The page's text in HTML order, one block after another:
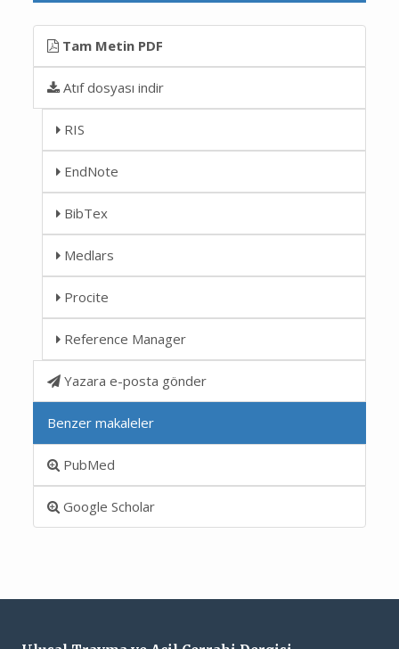
Tam Metin PDF
Atıf dosyası indir
RIS
EndNote
BibTex
Medlars
Procite
Reference Manager
Yazara e-posta gönder
Benzer makaleler
PubMed
Google Scholar